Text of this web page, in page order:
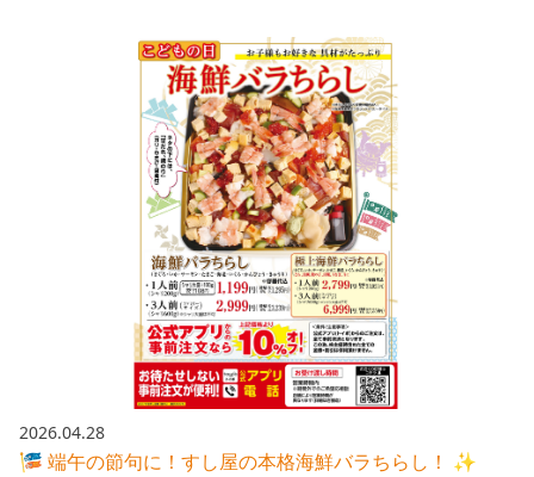
2026.04.28
🎏 端午の節句に！すし屋の本格海鮮バラちらし！ ✨